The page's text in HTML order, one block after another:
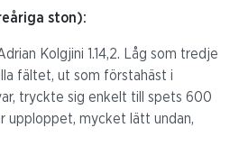
ston):
Kolgjini 1.14,2. Låg som tredje
fältet, ut som förstahäst i
tryckte sig enkelt till spets 600
upploppet, mycket lätt undan,